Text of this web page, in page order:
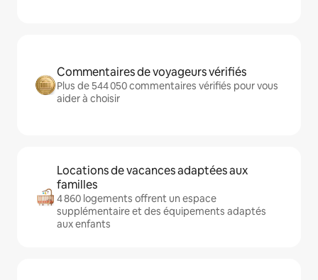
Commentaires de voyageurs vérifiés
Plus de 544 050 commentaires vérifiés pour vous
aider à choisir
Locations de vacances adaptées aux
familles
4 860 logements offrent un espace
supplémentaire et des équipements adaptés
aux enfants